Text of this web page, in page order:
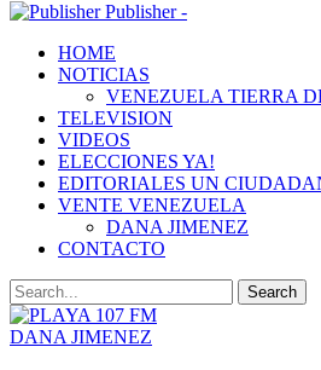
Publisher -
HOME
NOTICIAS
VENEZUELA TIERRA
TELEVISION
VIDEOS
ELECCIONES YA!
EDITORIALES UN
VENTE VENEZUELA
DANA JIMENEZ
CONTACTO
DANA JIMENEZ